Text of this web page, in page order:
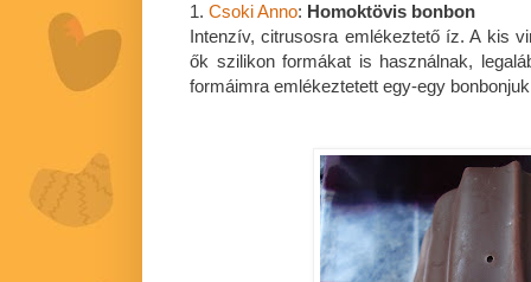
1. Csoki Anno: Homoktövis bonbon
Intenzív, citrusosra emlékeztető íz. A kis
ők szilikon formákat is használnak,
formáimra emlékeztetett egy-egy